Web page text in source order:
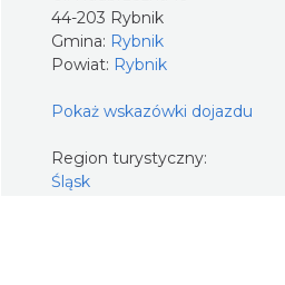
44-203 Rybnik
Gmina: Rybnik
Powiat: Rybnik
Pokaż wskazówki dojazdu
Region turystyczny:
Śląsk